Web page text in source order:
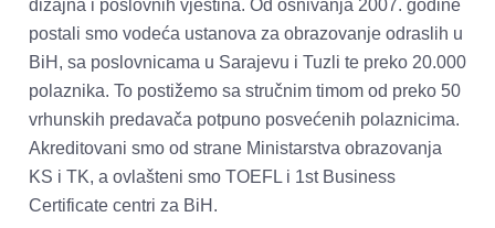
dizajna i poslovnih vještina. Od osnivanja 2007. godine
postali smo vodeća ustanova za obrazovanje odraslih u
BiH, sa poslovnicama u Sarajevu i Tuzli te preko 20.000
polaznika. To postižemo sa stručnim timom od preko 50
vrhunskih predavača potpuno posvećenih polaznicima.
Akreditovani smo od strane Ministarstva obrazovanja
KS i TK, a ovlašteni smo TOEFL i 1st Business
Certificate centri za BiH.